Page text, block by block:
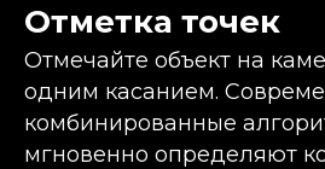
Отметка точек
Отмечайте объект на
одним касанием.
комбинированные
мгновенно определяют